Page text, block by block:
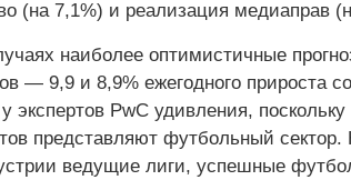
(на 7,1%) и реализация медиаправ
наиболее оптимистичные
— 9,9 и 8,9% ежегодного прироста
экспертов PwC удивления,
представляют футбольный
ведущие лиги, успешные